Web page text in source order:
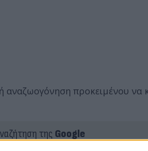
αναζωογόνηση προκειμένου να
της Google